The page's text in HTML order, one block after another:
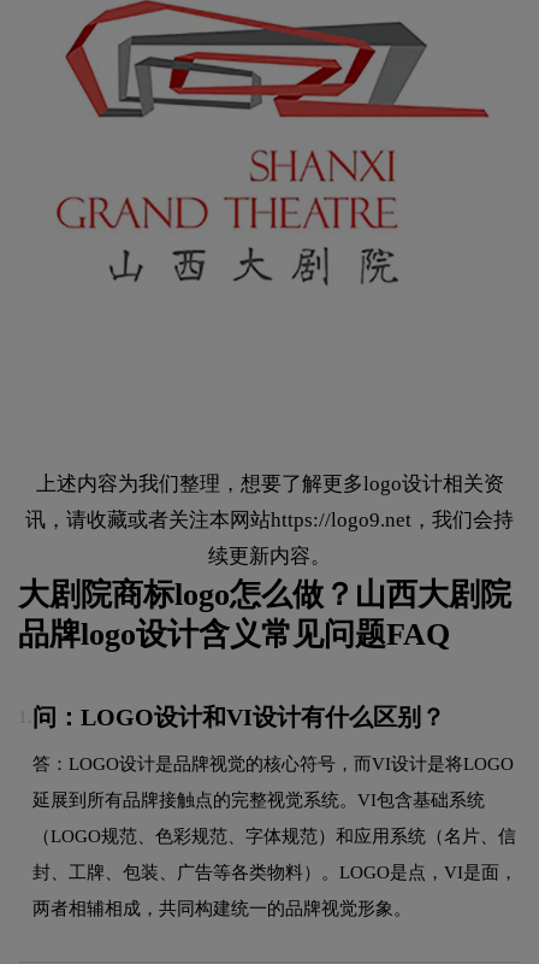
上述内容为我们整理，想要了解更多logo设计相关资
讯，请收藏或者关注本网站https://logo9.net ，我们会持
续更新内容。
大剧院商标logo怎么做？山西大剧院
品牌logo设计含义常见问题FAQ
问：LOGO设计和VI设计有什么区别？
答：LOGO设计是品牌视觉的核心符号，而VI设计是将LOGO
延展到所有品牌接触点的完整视觉系统。VI包含基础系统
（LOGO规范、色彩规范、字体规范）和应用系统（名片、信
封、工牌、包装、广告等各类物料）。LOGO是点，VI是面，
两者相辅相成，共同构建统一的品牌视觉形象。